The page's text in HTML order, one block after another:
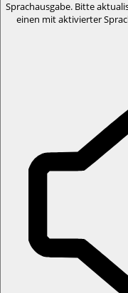
Sprachausgabe. Bitte
einen mit aktivierter